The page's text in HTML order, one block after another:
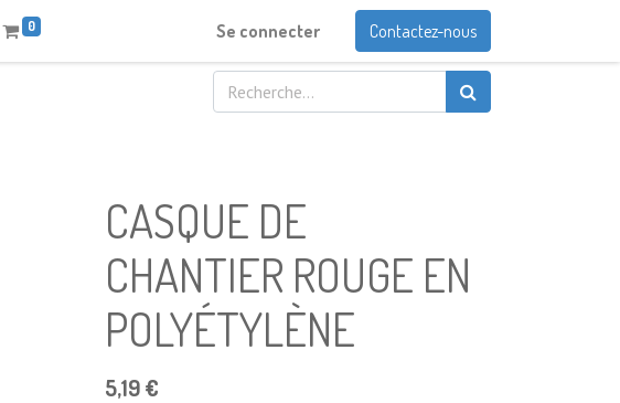
0 Se connecter Contactez-nous
CASQUE DE
CHANTIER ROUGE EN
POLYÉTYLÈNE
5,19€